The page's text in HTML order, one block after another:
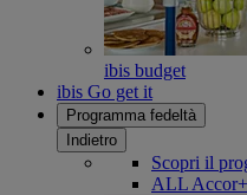
ibis budget
ibis Go get it
Programma fedeltà
Indietro
Scopri il
ALL